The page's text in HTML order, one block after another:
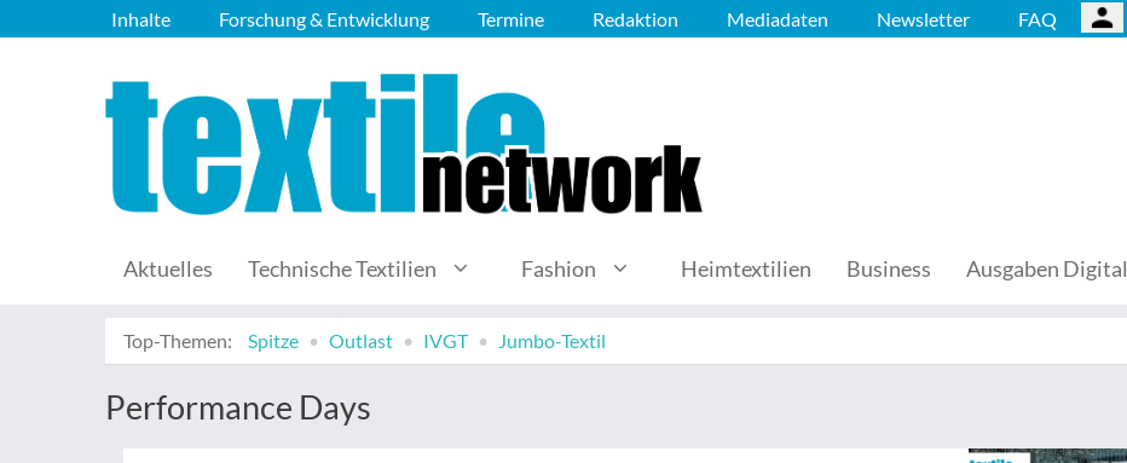
Inhalte Forschung & Entwicklung Termine Redaktion Mediadaten Newsletter FAQ
Aktuelles Technische Textilien Fashion Heimtextilien Business Ausgaben Digital
Top-Themen: Spitze Outlast IVGT Jumbo-Textil
Performance Days